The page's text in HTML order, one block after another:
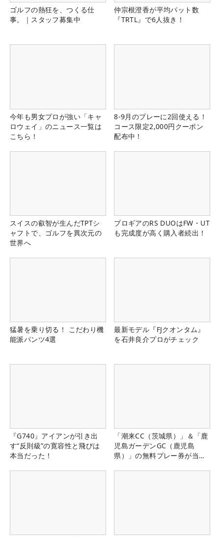
ゴルフの熱狂を、つくる仕
事。｜スタッフ募集中
仲宗根澄香が平均パット数
『TRTL』で6人抜き！
今年も男女プロが強い「キャ
ロウェイ」のニュース一覧は
こちら！
8-9月のプレーに2回使える！
コース限定2,000円クーポン
配布中！
スイスの叡智が生んだTPTシ
ャフトで、ゴルフを異次元の
世界へ
プロギアのRS DUOはFW・UT
も完成度が高く購入者続出！
猛暑を乗り切る！ こだわり機
能派パンツ4選
最新モデル『FJクオンタム』
を石井良介プロがチェック
『G740』アイアンが引き出
す“反則級”の寛容性と飛びは
本当だった！
「潮来CC（茨城県）」＆「鹿
児島ガーデンGC（鹿児島
県）」の無料プレー券が当た